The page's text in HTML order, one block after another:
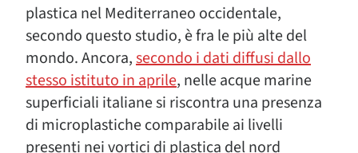
plastica nel Mediterraneo occidentale,
secondo questo studio, è fra le più alte del
mondo. Ancora,secondo i dati diffusi dallo
stesso istituto in aprile, nelle acque marine
superficiali italiane si riscontra una presenza
di microplastiche comparabile ai livelli
presenti nei vortici di plastica del nord